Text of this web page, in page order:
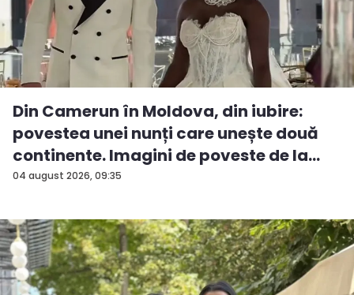
04 august 2026, 09:35
Din Camerun în Moldova, din iubire:
povestea unei nunți care unește două
continente. Imagini de poveste de la
ev...